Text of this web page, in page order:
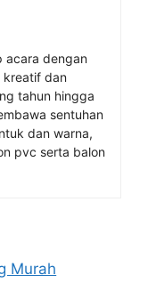
acara dengan
kreatif dan
tahun hingga
sentuhan
dan warna,
pvc serta balon
Murah